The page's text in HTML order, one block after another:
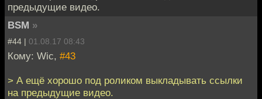
предыдущие видео.
BSM »
#44 | 01.08.17 08:43
Кому: Wic, #43
> А ещё хорошо под роликом выкладывать ссылки
на предыдущие видео.